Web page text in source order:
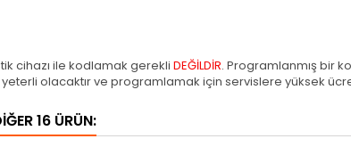
cihazı ile kodlamak gerekli DEĞİLDİR. Programlanmış bir
yeterli olacaktır ve programlamak için servislere yüksek
16 ÜRÜN: